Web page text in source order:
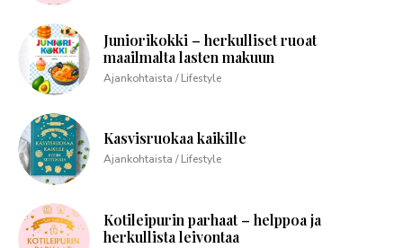
Juniorikokki – herkulliset ruoat
maailmalta lasten makuun
Ajankohtaista / Lifestyle
Kasvisruokaa kaikille
Ajankohtaista / Lifestyle
Kotileipurin parhaat – helppoa ja
herkullista leivontaa